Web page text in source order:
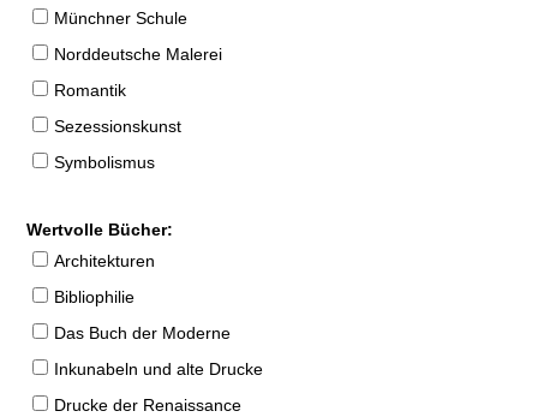
Münchner Schule
Norddeutsche Malerei
Romantik
Sezessionskunst
Symbolismus
Wertvolle Bücher:
Architekturen
Bibliophilie
Das Buch der Moderne
Inkunabeln und alte Drucke
Drucke der Renaissance